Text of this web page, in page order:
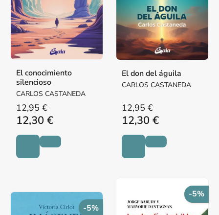
El conocimiento
silencioso
CARLOS CASTANEDA
12,95 €
12,30 €
El don del águila
CARLOS CASTANEDA
12,95 €
12,30 €
-5%
-5%